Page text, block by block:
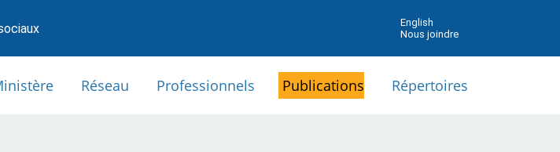
English
Nous joindre
Réseau Professionnels Publications Répertoires